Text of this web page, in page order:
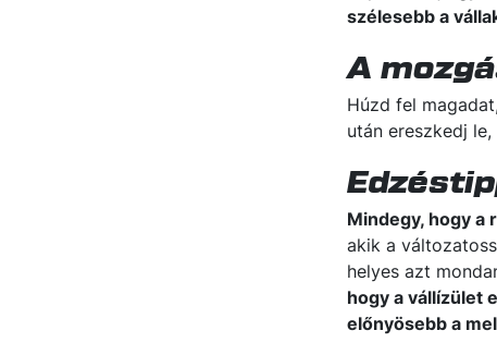
szélesebb a
A
Húzd fel
után ereszkedj
Mindegy, hogy a
akik a
helyes azt
hogy a vállízület
előnyösebb a